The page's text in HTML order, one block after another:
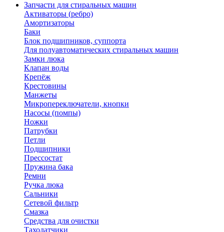
Запчасти для стиральных машин
Активаторы (ребро)
Амортизаторы
Баки
Блок подшипников, суппорта
Для полуавтоматических стиральных машин
Замки люка
Клапан воды
Крепёж
Крестовины
Манжеты
Микропереключатели, кнопки
Насосы (помпы)
Ножки
Патрубки
Петли
Подшипники
Прессостат
Пружина бака
Ремни
Ручка люка
Сальники
Сетевой фильтр
Смазка
Средства для очистки
Таходатчики